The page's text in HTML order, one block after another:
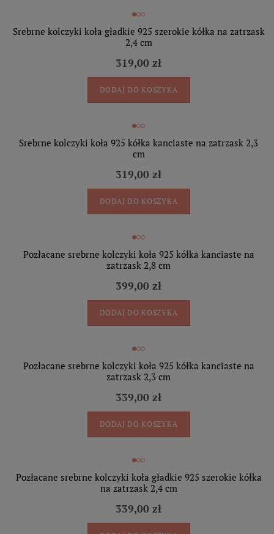
Srebrne kolczyki koła gładkie 925 szerokie kółka na zatrzask
2,4 cm
319,00 zł
DODAJ DO KOSZYKA
Srebrne kolczyki koła 925 kółka kanciaste na zatrzask 2,3
cm
319,00 zł
DODAJ DO KOSZYKA
Pozłacane srebrne kolczyki koła 925 kółka kanciaste na
zatrzask 2,8 cm
399,00 zł
DODAJ DO KOSZYKA
Pozłacane srebrne kolczyki koła 925 kółka kanciaste na
zatrzask 2,3 cm
339,00 zł
DODAJ DO KOSZYKA
Pozłacane srebrne kolczyki koła gładkie 925 szerokie kółka
na zatrzask 2,4 cm
339,00 zł